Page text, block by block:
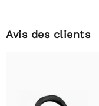
Avis des clients